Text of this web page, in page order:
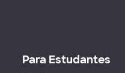
Para Estudantes